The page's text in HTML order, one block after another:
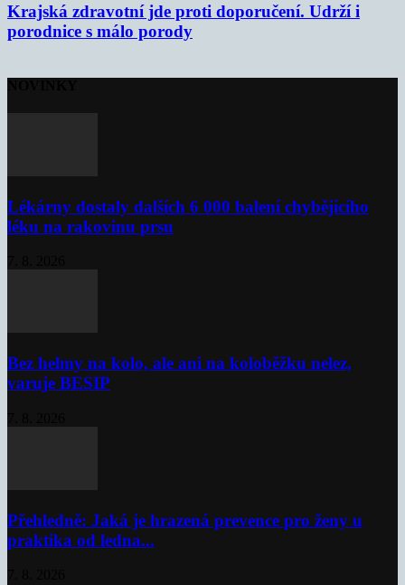
Krajská zdravotní jde proti doporučení. Udrží i
porodnice s málo porody
Lékárny dostaly dalších 6 000 balení chybějícího
léku na rakovinu prsu
Bez helmy na kolo, ale ani na koloběžku nelez,
varuje BESIP
Přehledně: Jaká je hrazená prevence pro ženy u
praktika od ledna...